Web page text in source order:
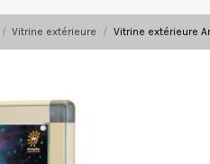
Vitrine extérieure Vitrine extérieure